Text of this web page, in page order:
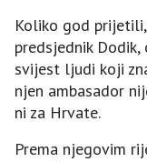
Koliko god
predsjednik
svijest ljudi koji
njen ambasador
ni za Hrvate.
Prema njegovim